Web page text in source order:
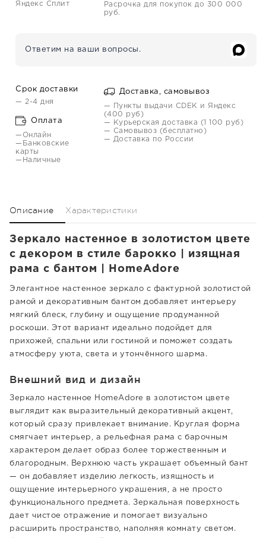
Яндекс Сплит
Расрочка для покупок до 300 000
руб.
Ответим на ваши вопросы.
Срок доставки
— 2-4 дня
Оплата
—Онлайн
—Банковские
карты
—Наличные
Доставка, самовывоз
— Пункты выдачи CDEK и Яндекс
(400 руб)
— Курьерская доставка (1 100 руб)
— Самовывоз (бесплатно)
— Доставка по России
Описание Характеристики
Зеркало настенное в золотистом цвете
с декором в стиле барокко | изящная
рама с бантом | HomeAdore
Элегантное настенное зеркало с фактурной золотистой
рамой и декоративным бантом добавляет интерьеру
мягкий блеск, глубину и ощущение продуманной
роскоши. Этот вариант идеально подойдет для
прихожей, спальни или гостиной и поможет создать
атмосферу уюта, света и утончённого шарма.
Внешний вид и дизайн
Зеркало настенное HomeAdore в золотистом цвете
выглядит как выразительный декоративный акцент,
который сразу привлекает внимание. Круглая форма
смягчает интерьер, а рельефная рама с барочным
характером делает образ более торжественным и
благородным. Верхнюю часть украшает объемный бант
— он добавляет изделию легкость, изящность и
ощущение интерьерного украшения, а не просто
функционального предмета. Зеркальная поверхность
дает чистое отражение и помогает визуально
расширить пространство, наполняя комнату светом.